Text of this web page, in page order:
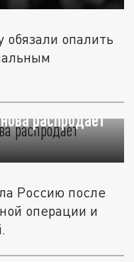
обязали опалить
распродаёт
Россию после
операции и